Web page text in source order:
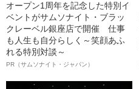
オープン1周年を記念した特別イ
ベントがサムソナイト・ブラッ
クレーベル銀座店で開催 仕事
も人生も自分らしく～笑顔あふ
れる特別対談～
PR（サムソナイト・ジャパン）